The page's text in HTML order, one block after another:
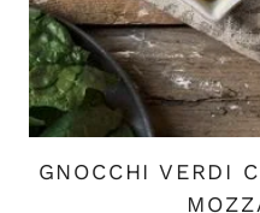
GNOCCHI VERDI